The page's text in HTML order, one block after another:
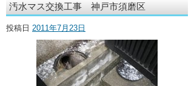
汚水マス交換工事 神戸市須磨区
投稿日 2011年7月23日